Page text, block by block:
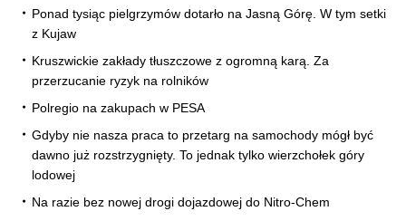
Ponad tysiąc pielgrzymów dotarło na Jasną Górę. W tym setki
z Kujaw
Kruszwickie zakłady tłuszczowe z ogromną karą. Za
przerzucanie ryzyk na rolników
Polregio na zakupach w PESA
Gdyby nie nasza praca to przetarg na samochody mógł być
dawno już rozstrzygnięty. To jednak tylko wierzchołek góry
lodowej
Na razie bez nowej drogi dojazdowej do Nitro-Chem